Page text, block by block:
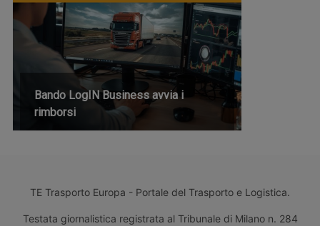
Bando LogIN Business avvia i
rimborsi
TE Trasporto Europa - Portale del Trasporto e Logistica.
Testata giornalistica registrata al Tribunale di Milano n. 284